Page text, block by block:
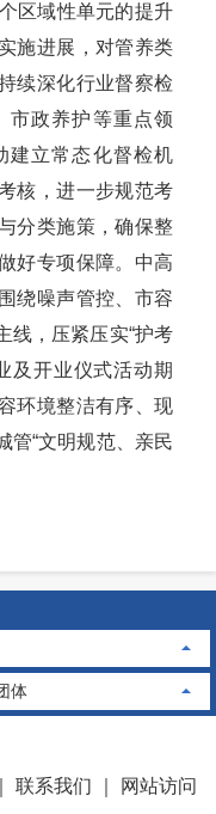
区域性单元的提升
施进展，对管养类
续深化行业督察检
市政养护等重点领
建立常态化督检机
核，进一步规范考
分类施策，确保整
好专项保障。中高
绕噪声管控、市容
线，压紧压实“护考
及开业仪式活动期
环境整洁有序、现
管“文明规范、亲民
体
联系我们
网站访问